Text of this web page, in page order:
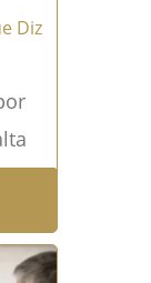
Diz